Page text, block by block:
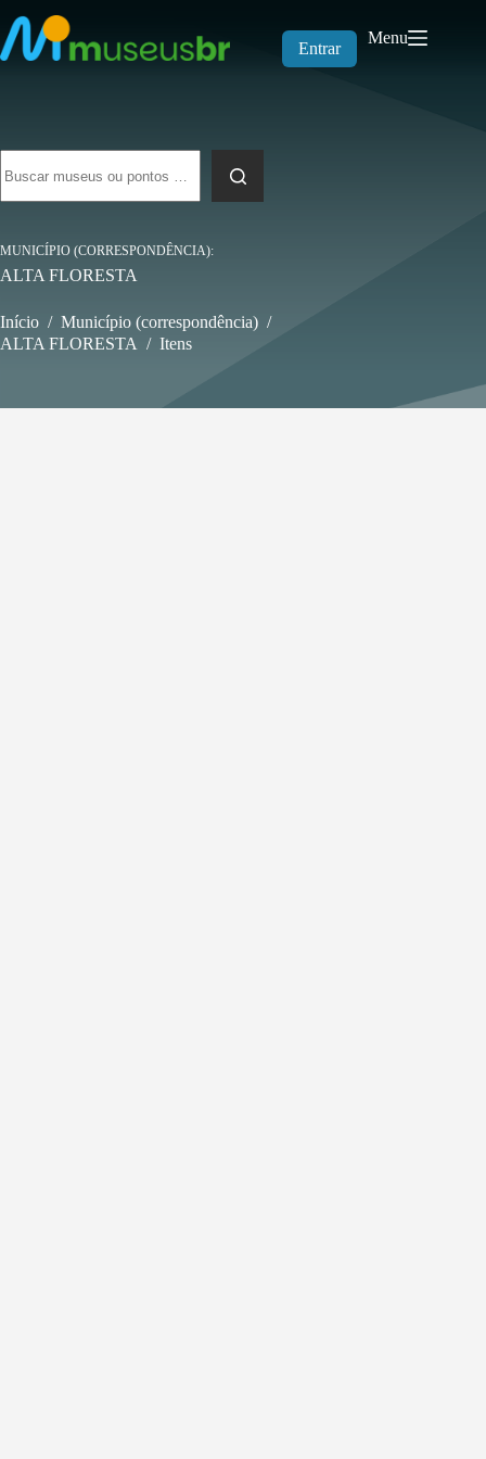
para
o
conteúdo
Entrar
Menu
resultados
MUNICÍPIO (CORRESPONDÊNCIA)
ALTA FLORESTA
Início / Município (correspondência) /
ALTA FLORESTA / Itens